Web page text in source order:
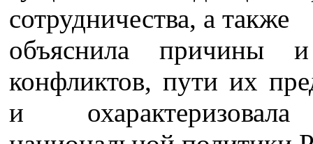
сотрудничества, а также
объяснила причины
конфликтов, пути их
и